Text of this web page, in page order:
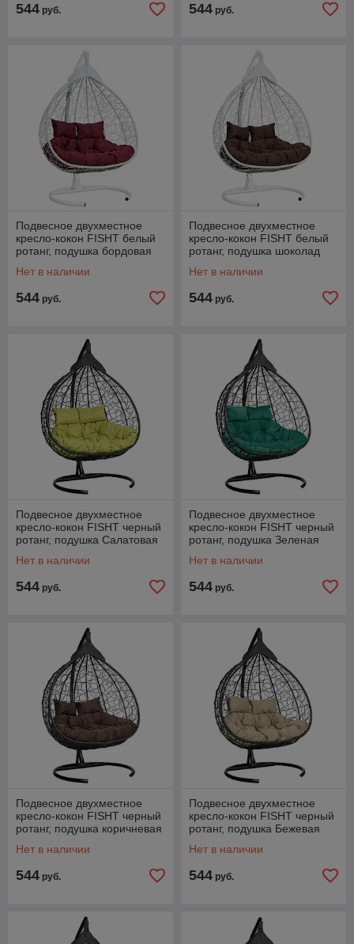
544 руб. 544 руб.
Подвесное двухместное
кресло-кокон FISHT белый
ротанг, подушка бордовая
Нет в наличии
544 руб.
Подвесное двухместное
кресло-кокон FISHT белый
ротанг, подушка шоколад
Нет в наличии
544 руб.
Подвесное двухместное
кресло-кокон FISHT черный
ротанг, подушка Салатовая
Нет в наличии
544 руб.
Подвесное двухместное
кресло-кокон FISHT черный
ротанг, подушка Зеленая
Нет в наличии
544 руб.
Подвесное двухместное
кресло-кокон FISHT черный
ротанг, подушка коричневая
Нет в наличии
544 руб.
Подвесное двухместное
кресло-кокон FISHT черный
ротанг, подушка Бежевая
Нет в наличии
544 руб.